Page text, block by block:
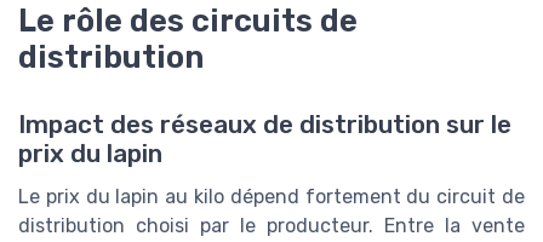
Le rôle des circuits de
distribution
Impact des réseaux de distribution sur le
prix du lapin
Le prix du lapin au kilo dépend fortement du circuit de
distribution choisi par le producteur. Entre la vente